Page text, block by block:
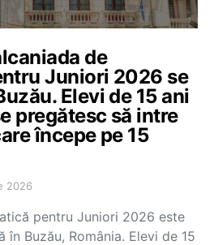
de
Juniori 2026 se
Elevi de 15 ani
pregătesc să intre
începe pe 15
2026
pentru Juniori 2026 este
în Buzău, România. Elevi de 15